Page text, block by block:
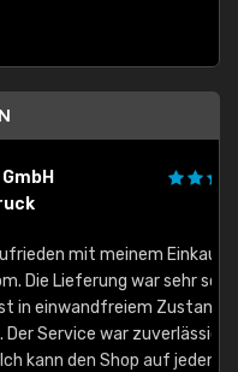
mit meinem Einkauf bei
war sehr schnell
Zustand
war zuverlässig und
Shop auf jeden Fall